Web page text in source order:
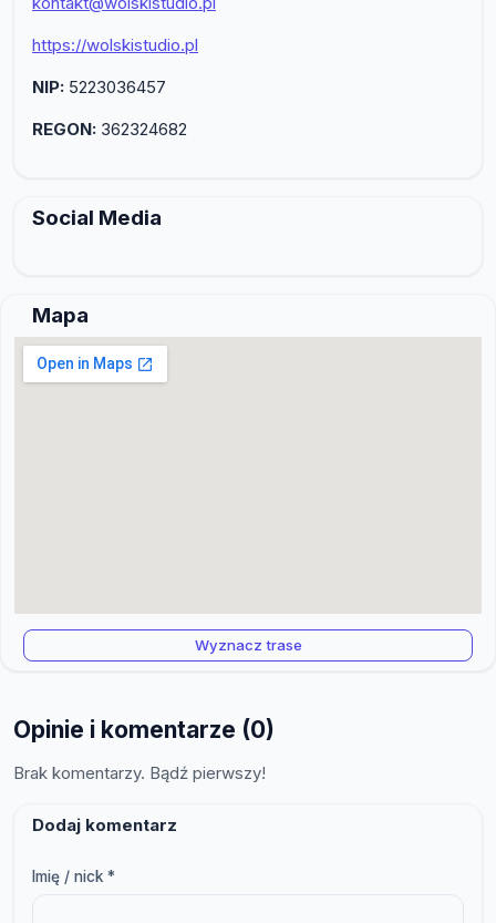
https://wolskistudio.pl
NIP: 5223036457
REGON: 362324682
Social Media
Mapa
Wyznacz trase
Opinie i komentarze (0)
Brak komentarzy. Bądź pierwszy!
Dodaj komentarz
Imię / nick *